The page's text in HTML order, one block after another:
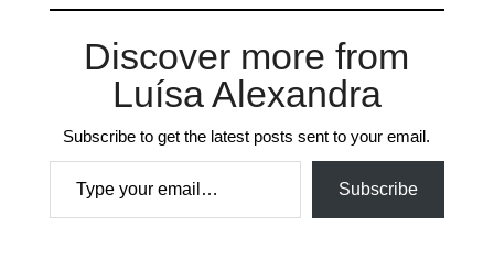
Discover more from
Luísa Alexandra
Subscribe to get the latest posts sent to your email.
Type your email…
Subscribe